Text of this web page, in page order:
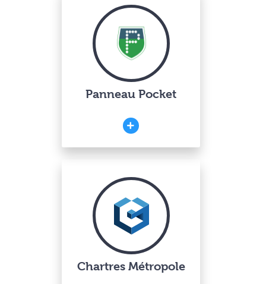
Panneau Pocket
Chartres Métropole